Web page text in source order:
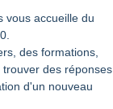
vous accueille du
des formations,
des réponses
d'un nouveau